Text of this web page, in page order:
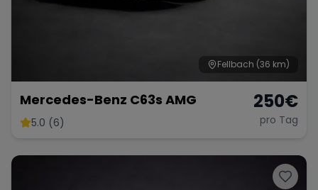
Fellbach (36 km)
Mercedes-Benz C63s AMG
5.0 (6)
250€
pro Tag